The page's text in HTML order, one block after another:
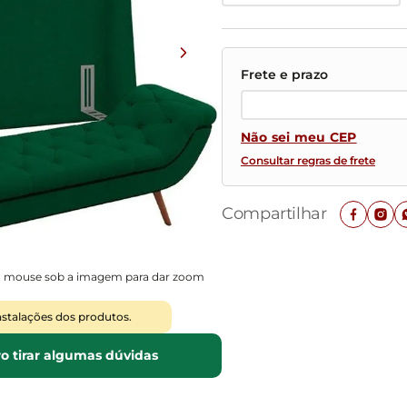
mouse sob a imagem para dar zoom
dos produtos.
tirar algumas dúvidas
Não sei meu CEP
Consultar regras de frete
Compartilhar